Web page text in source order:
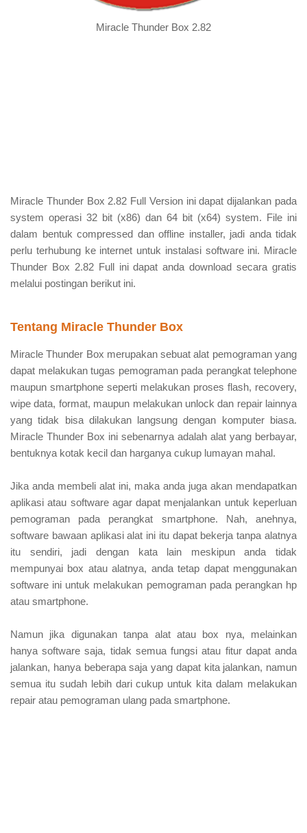
Miracle Thunder Box 2.82
Miracle Thunder Box 2.82 Full Version ini dapat dijalankan pada
system operasi 32 bit (x86) dan 64 bit (x64) system. File ini
dalam bentuk compressed dan offline installer, jadi anda tidak
perlu terhubung ke internet untuk instalasi software ini. Miracle
Thunder Box 2.82 Full ini dapat anda download secara gratis
melalui postingan berikut ini.
Tentang Miracle Thunder Box
Miracle Thunder Box merupakan sebuat alat pemograman yang
dapat melakukan tugas pemograman pada perangkat telephone
maupun smartphone seperti melakukan proses flash, recovery,
wipe data, format, maupun melakukan unlock dan repair lainnya
yang tidak bisa dilakukan langsung dengan komputer biasa.
Miracle Thunder Box ini sebenarnya adalah alat yang berbayar,
bentuknya kotak kecil dan harganya cukup lumayan mahal.
Jika anda membeli alat ini, maka anda juga akan mendapatkan
aplikasi atau software agar dapat menjalankan untuk keperluan
pemograman pada perangkat smartphone. Nah, anehnya,
software bawaan aplikasi alat ini itu dapat bekerja tanpa alatnya
itu sendiri, jadi dengan kata lain meskipun anda tidak
mempunyai box atau alatnya, anda tetap dapat menggunakan
software ini untuk melakukan pemograman pada perangkan hp
atau smartphone.
Namun jika digunakan tanpa alat atau box nya, melainkan
hanya software saja, tidak semua fungsi atau fitur dapat anda
jalankan, hanya beberapa saja yang dapat kita jalankan, namun
semua itu sudah lebih dari cukup untuk kita dalam melakukan
repair atau pemograman ulang pada smartphone.